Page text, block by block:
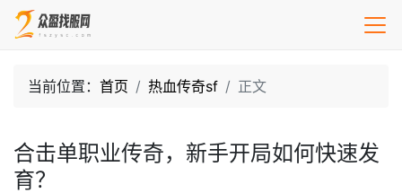
当前位置： 首页 热血传奇sf 正文
合击单职业传奇，新手开局如何快速发
育？